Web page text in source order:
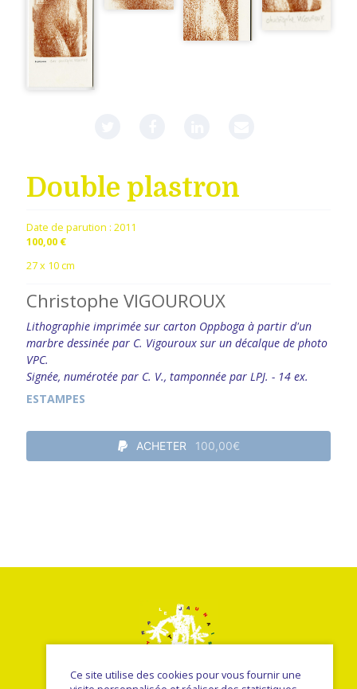
Double plastron
Date de parution : 2011
100,00 €
27 x 10 cm
Christophe VIGOUROUX
Lithographie imprimée sur carton Oppboga à partir d'un
marbre dessinée par C. Vigouroux sur un décalque de photo
VPC.
Signée, numérotée par C. V., tamponnée par LPJ. - 14 ex.
ESTAMPES
ACHETER 100,00€
Ce site utilise des cookies pour vous fournir une